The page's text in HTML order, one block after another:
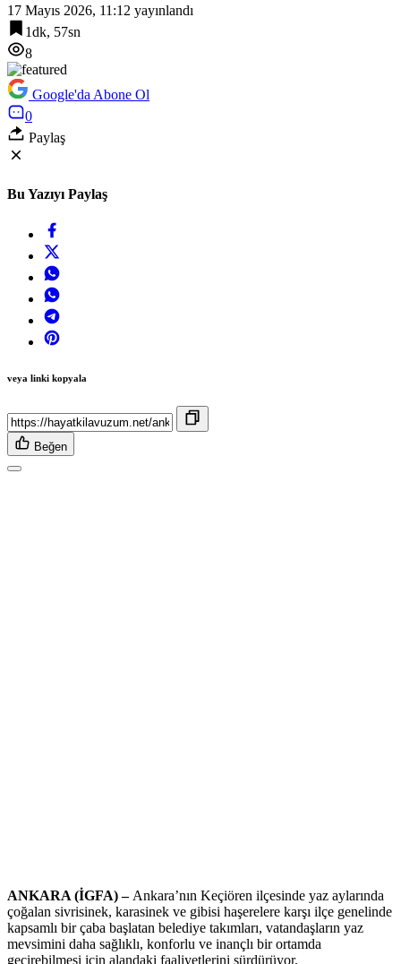
17 Mayıs 2026, 11:12 yayınlandı
1dk, 57sn
8
Google'da Abone Ol
0
Paylaş
Bu Yazıyı Paylaş
veya linki kopyala
Beğen
ANKARA (İGFA) – Ankara’nın Keçiören ilçesinde yaz aylarında
çoğalan sivrisinek, karasinek ve gibisi haşerelere karşı ilçe genelinde
kapsamlı bir çaba başlatan belediye takımları, vatandaşların yaz
mevsimini daha sağlıklı, konforlu ve inançlı bir ortamda
geçirebilmesi için alandaki faaliyetlerini sürdürüyor.